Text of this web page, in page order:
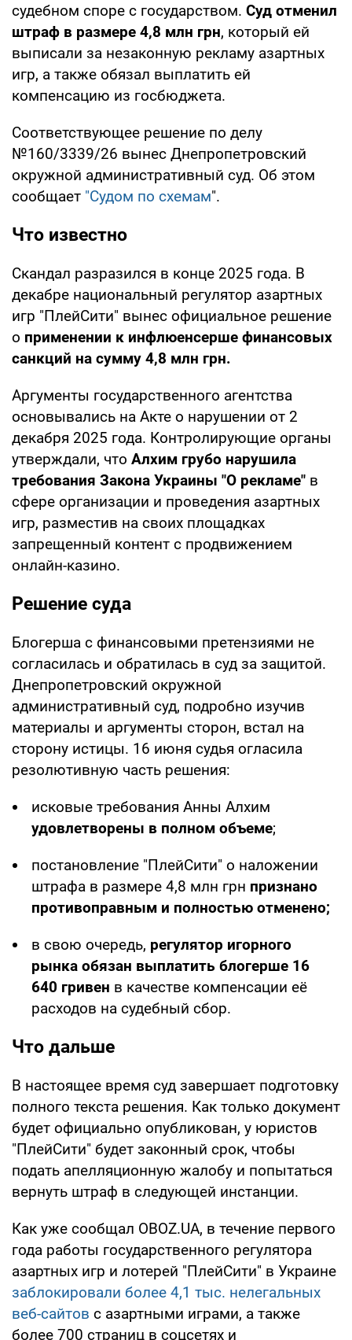
судебном споре с государством. Суд отменил
штраф в размере 4,8 млн грн, который ей
выписали за незаконную рекламу азартных
игр, а также обязал выплатить ей
компенсацию из госбюджета.
Соответствующее решение по делу
№160/3339/26 вынес Днепропетровский
окружной административный суд. Об этом
сообщает "Судом по схемам".
Что известно
Скандал разразился в конце 2025 года. В
декабре национальный регулятор азартных
игр "ПлейСити" вынес официальное решение
о применении к инфлюенсерше финансовых
санкций на сумму 4,8 млн грн.
Аргументы государственного агентства
основывались на Акте о нарушении от 2
декабря 2025 года. Контролирующие органы
утверждали, что Алхим грубо нарушила
требования Закона Украины "О рекламе" в
сфере организации и проведения азартных
игр, разместив на своих площадках
запрещенный контент с продвижением
онлайн-казино.
Решение суда
Блогерша с финансовыми претензиями не
согласилась и обратилась в суд за защитой.
Днепропетровский окружной
административный суд, подробно изучив
материалы и аргументы сторон, встал на
сторону истицы. 16 июня судья огласила
резолютивную часть решения:
исковые требования Анны Алхим
удовлетворены в полном объеме;
постановление "ПлейСити" о наложении
штрафа в размере 4,8 млн грн признано
противоправным и полностью отменено;
в свою очередь, регулятор игорного
рынка обязан выплатить блогерше 16
640 гривен в качестве компенсации её
расходов на судебный сбор.
Что дальше
В настоящее время суд завершает подготовку
полного текста решения. Как только документ
будет официально опубликован, у юристов
"ПлейСити" будет законный срок, чтобы
подать апелляционную жалобу и попытаться
вернуть штраф в следующей инстанции.
Как уже сообщал OBOZ.UA, в течение первого
года работы государственного регулятора
азартных игр и лотерей "ПлейСити" в Украине
заблокировали более 4,1 тыс. нелегальных
веб-сайтов с азартными играми, а также
более 700 страниц в соцсетях и